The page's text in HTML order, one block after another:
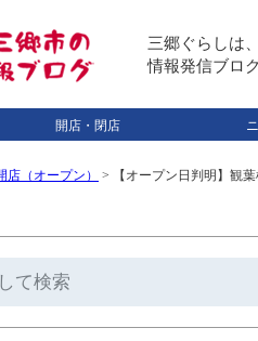
三郷ぐらしは
情報発信ブロ
開店・閉店
店（オープン） > 【オープン日判明】観